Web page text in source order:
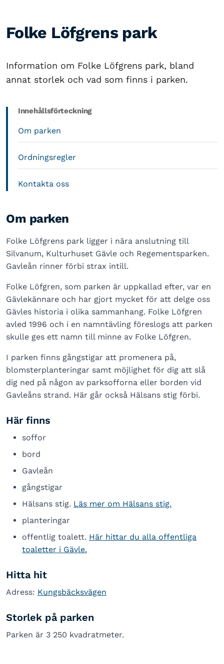
Folke Löfgrens park
Information om Folke Löfgrens park, bland
annat storlek och vad som finns i parken.
Innehållsförteckning
Om parken
Ordningsregler
Kontakta oss
Om parken
Folke Löfgrens park ligger i nära anslutning till
Silvanum, Kulturhuset Gävle och Regementsparken.
Gavleån rinner förbi strax intill.
Folke Löfgren, som parken är uppkallad efter, var en
Gävlekännare och har gjort mycket för att delge oss
Gävles historia i olika sammanhang. Folke Löfgren
avled 1996 och i en namntävling föreslogs att parken
skulle ges ett namn till minne av Folke Löfgren.
I parken finns gångstigar att promenera på,
blomsterplanteringar samt möjlighet för dig att slå
dig ned på någon av parksofforna eller borden vid
Gavleåns strand. Här går också Hälsans stig förbi.
Här finns
soffor
bord
Gavleån
gångstigar
Hälsans stig. Läs mer om Hälsans stig.
planteringar
offentlig toalett. Här hittar du alla offentliga
toaletter i Gävle.
Hitta hit
Adress: Kungsbäcksvägen
Storlek på parken
Parken är 3 250 kvadratmeter.